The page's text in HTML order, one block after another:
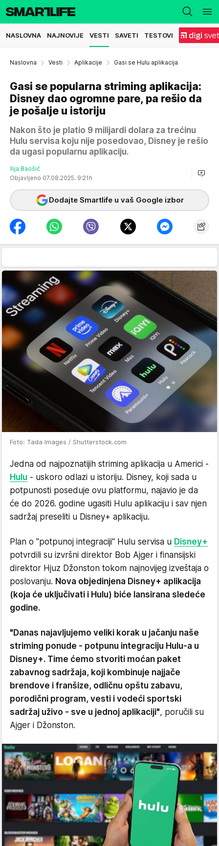
NASLOVNA NAJNOVIJE VESTI SAVETI TESTOVI
Naslovna Vesti Aplikacije Gasi se Hulu aplikacija
Gasi se popularna striming aplikacija:
Disney dao ogromne pare, pa rešio da
je pošalje u istoriju
Nakon što je platio 9 milijardi dolara za trećinu
Hulu servisa koju nije posedovao, Disney je rešio
da ugasi popularnu aplikaciju.
Ilija Baošić
Objavljeno 07.08.2025. 9:21h
Dodajte Smartlife u vaš Google izbor
Foto: Tada Images / Shutterstock.com
Jedna od najpoznatijih striming aplikacija u Americi -
Hulu - uskoro odlazi u istoriju. Disney, koji sada u
potpunosti poseduje ovu platformu, najavio je da
će do 2026. godine ugasiti Hulu aplikaciju i sav njen
sadržaj preseliti u Disney+ aplikaciju.
Plan o "potpunoj integraciji" Hulu servisa u Disney+
potvrdili su izvršni direktor Bob Ajger i finansijski
direktor Hjuz Džonston tokom najnovijeg izveštaja o
poslovanju. Nova objedinjena Disney+ aplikacija
(koja će uključivati i Hulu) biće lansirana sledeće
godine.
"Danas najavljujemo veliki korak u jačanju naše
striming ponude - potpunu integraciju Hulu-a u
Disney+. Time ćemo stvoriti moćan paket
zabavnog sadržaja, koji kombinuje najjače
brendove i franšize, odličnu opštu zabavu,
porodični program, vesti i vodeći sportski
sadržaj uživo - sve u jednoj aplikaciji", poručili su
Ajger i Džonston.